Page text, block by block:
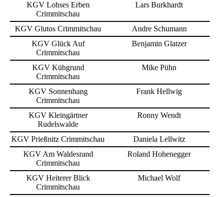
KGV Lohses Erben
Crimmitschau
Lars Burkhardt
KGV Glutos Crimmitschau
Andre Schumann
KGV Glück Auf
Crimmitschau
Benjamin Glatzer
KGV Kühgrund
Crimmitschau
Mike Pühn
KGV Sonnenhang
Crimmitschau
Frank Hellwig
KGV Kleingärtner
Rudelswalde
Ronny Wendt
KGV Prießnitz Crimmitschau
Daniela Lellwitz
KGV Am Waldesrand
Crimmitschau
Roland Hohenegger
KGV Heiterer Blick
Crimmitschau
Michael Wolf